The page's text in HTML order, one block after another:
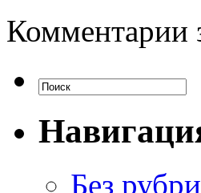
Комментарии
Без